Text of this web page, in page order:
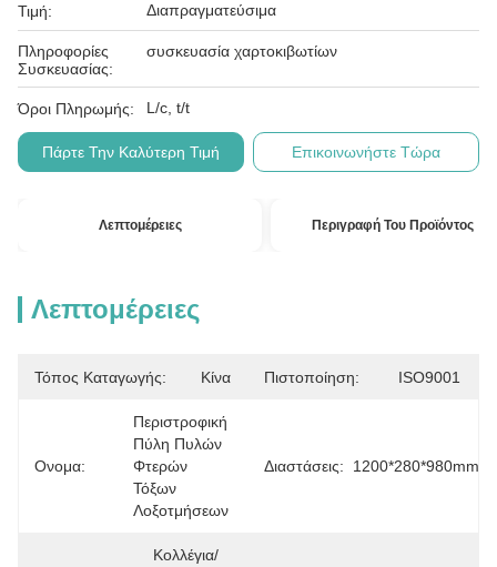
Τιμή: Διαπραγματεύσιμα
Πληροφορίες
Συσκευασίας:
συσκευασία χαρτοκιβωτίων
Όροι Πληρωμής: L/c, t/t
Πάρτε Την Καλύτερη Τιμή Επικοινωνήστε Τώρα
Λεπτομέρειες Περιγραφή Του Προϊόντος
Λεπτομέρειες
Τόπος Καταγωγής: Κίνα Πιστοποίηση: ISO9001
Ονομα:
Περιστροφική
Πύλη Πυλών
Φτερών
Τόξων
Λοξοτμήσεων
Διαστάσεις: 1200*280*980mm
Κολλέγια/